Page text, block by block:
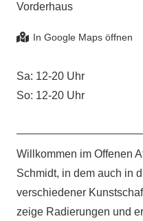
Vorderhaus
Sa: 12-20 Uhr
So: 12-20 Uhr
Willkommen im Offenen
Schmidt, in dem auch in
verschiedener
zeige Radierungen und